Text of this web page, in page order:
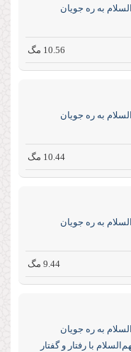
به ره جویان
10.56 مگ
به ره جویان
10.44 مگ
به ره جویان
9.44 مگ
به ره جویان
با رفتار و گفتار